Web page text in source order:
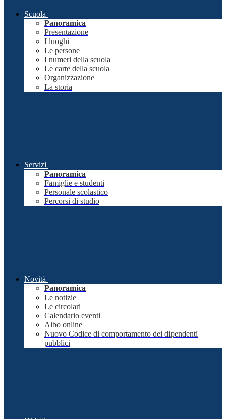
Scuola
Panoramica
Presentazione
I luoghi
Le persone
I numeri della scuola
Le carte della scuola
Organizzazione
La storia
Servizi
Panoramica
Famiglie e studenti
Personale scolastico
Percorsi di studio
Novità
Panoramica
Le notizie
Le circolari
Calendario eventi
Albo online
Nuovo Codice di comportamento dei dipendenti
pubblici